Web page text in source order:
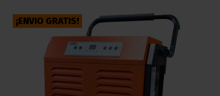
¡ENVIO GRATIS!